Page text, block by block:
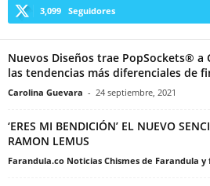
3,099 Seguidores
Nuevos Diseños trae PopSockets®
las tendencias más diferenciales de
Carolina Guevara - 24 septiembre, 2021
‘ERES MI BENDICIÓN’ EL NUEVO
RAMON LEMUS
Farandula.co Noticias Chismes de Farandula y